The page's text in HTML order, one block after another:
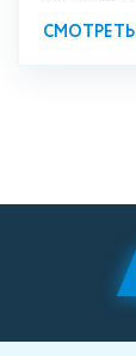
СМОТРЕТЬ